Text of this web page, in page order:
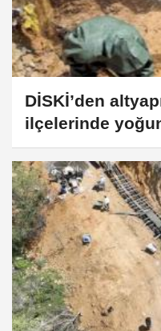
DİSKİ’den
ilçelerinde